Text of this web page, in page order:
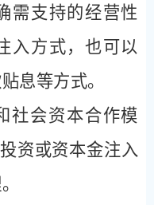
需支持的经营性
入方式，也可以
息等方式。
社会资本合作模
资或资本金注入